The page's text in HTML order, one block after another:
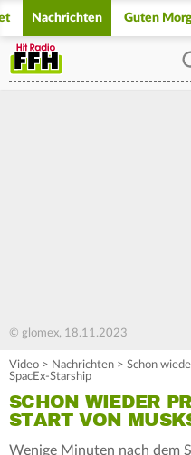
Nachrichten Guten
© glomex, 18.11.2023
Video > Nachrichten > Schon
SpacEx-Starship
SCHON WIEDER
START VON
Wenige Minuten nach dem